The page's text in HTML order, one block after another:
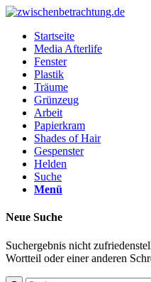
Startseite
Media Afterlife
Fenster
Plastik
Träume
Grünzeug
Arbeit
Papierkram
Shades of Hair
Gespenster
Helden
Suche
Menü
Neue Suche
Suchergebnis nicht
Wortteil oder einer anderen